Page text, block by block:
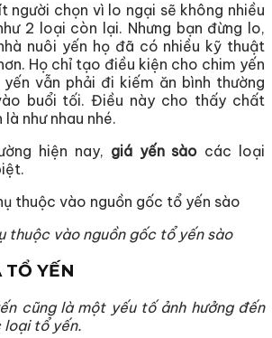
người chọn vì lo ngại sẽ không nhiều
2 loại còn lại. Nhưng bạn đừng lo,
nuôi yến họ đã có nhiều kỹ thuật
Họ chỉ tạo điều kiện cho chim yến
vẫn phải đi kiếm ăn bình thường
buổi tối. Điều này cho thấy chất
như nhau nhé.
hiện nay, giá yến sào các loại
thuộc vào nguồn gốc tổ yến sào
TỔ YẾN
cũng là một yếu tố ảnh hưởng đến
loại tổ yến.